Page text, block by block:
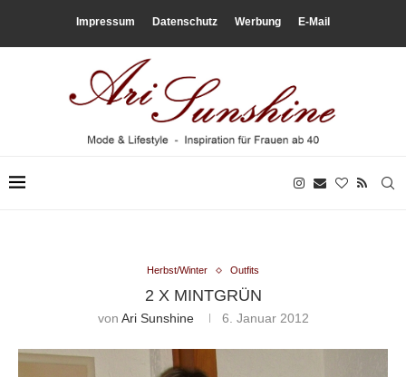
Impressum Datenschutz Werbung E-Mail
Herbst/Winter Outfits
2 X MINTGRÜN
von Ari Sunshine 6. Januar 2012